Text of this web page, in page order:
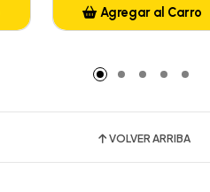
Agregar al Carro
VOLVER ARRIBA